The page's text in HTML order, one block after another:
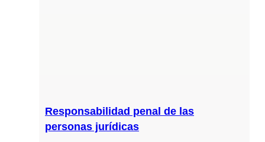
Responsabilidad penal de las
personas jurídicas